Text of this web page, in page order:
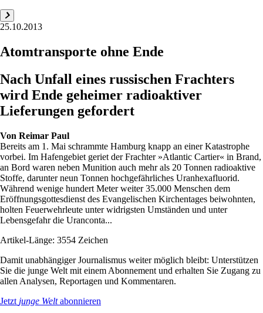
25.10.2013
Atomtransporte ohne Ende
Nach Unfall eines russischen Frachters
wird Ende geheimer radioaktiver
Lieferungen gefordert
Von Reimar Paul
Bereits am 1. Mai schrammte Hamburg knapp an einer Katastrophe
vorbei. Im Hafengebiet geriet der Frachter »Atlantic Cartier« in Brand,
an Bord waren neben Munition auch mehr als 20 Tonnen radioaktive
Stoffe, darunter neun Tonnen hochgefährliches Uranhexafluorid.
Während wenige hundert Meter weiter 35.000 Menschen dem
Eröffnungsgottesdienst des Evangelischen Kirchentages beiwohnten,
holten Feuerwehrleute unter widrigsten Umständen und unter
Lebensgefahr die Uranconta...
Artikel-Länge: 3554 Zeichen
Damit unabhängiger Journalismus weiter möglich bleibt: Unterstützen
Sie die junge Welt mit einem Abonnement und erhalten Sie Zugang zu
allen Analysen, Reportagen und Kommentaren.
Jetzt junge Weltabonnieren